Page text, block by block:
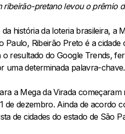
ribeirão-pretano levou o prêmio
história da loteria brasileira, a
Paulo, Ribeirão Preto é a
resultado do Google Trends,
uma determinada palavra-chave.
a Mega da Virada
de dezembro. Ainda de acordo
de cidades do estado de São